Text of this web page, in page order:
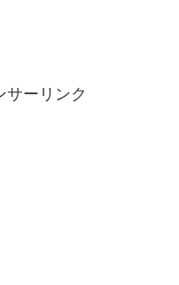
サーリンク